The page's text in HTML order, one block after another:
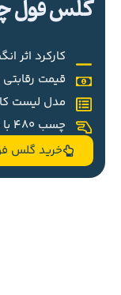
گلس فول
کارکرد اثر
قیمت
مدل لیست
چسب 480 با بالاترین کیفیت
خرید گلس